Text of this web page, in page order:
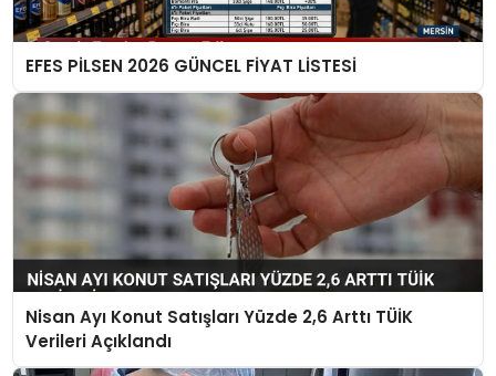
EFES PİLSEN 2026 GÜNCEL FİYAT LİSTESİ
Nisan Ayı Konut Satışları Yüzde 2,6 Arttı TÜİK
Verileri Açıklandı